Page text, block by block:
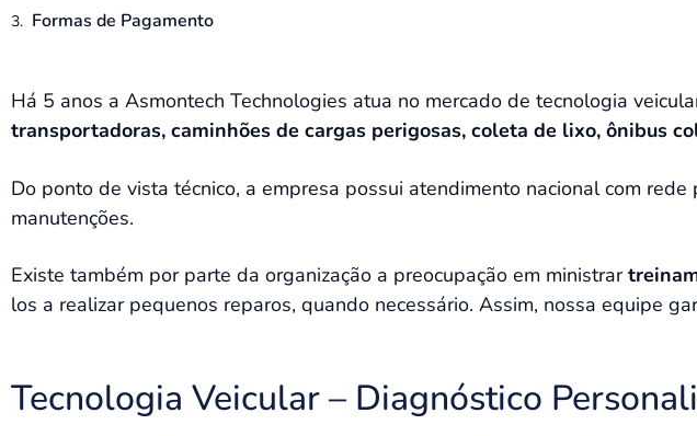
Formas de Pagamento
Há 5 anos a Asmontech Technologies atua no mercado de tecnologia
transportadoras, caminhões de cargas perigosas, coleta de lixo, ônibus
Do ponto de vista técnico, a empresa possui atendimento nacional com
manutenções.
Existe também por parte da organização a preocupação em ministrar
los a realizar pequenos reparos, quando necessário. Assim, nossa equipe
Tecnologia Veicular – Diagnóstico